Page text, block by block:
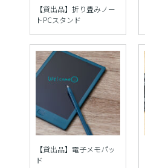
【貸出品】折り畳みノー
トPCスタンド
【貸出品】電子メモパッ
ド